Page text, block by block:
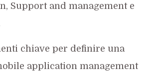
Support and management e
chiave per definire una
application management